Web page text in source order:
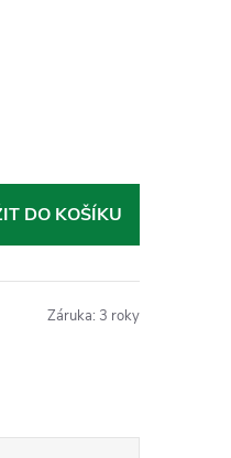
DO KOŠÍKU
Záruka: 3 roky